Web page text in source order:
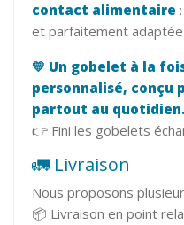
contact alimentaire
et parfaitement adaptée
💛 Un gobelet à la
personnalisé, conçu
partout au quotidien.
👉 Fini les gobelets
🚛 Livraison
Nous proposons
📦 Livraison en point